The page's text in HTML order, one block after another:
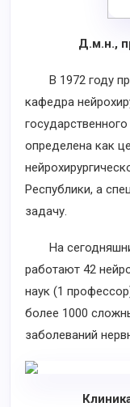
Д.м.н.,
В 1972 году
кафедра
определена как
Республики, а
задачу.
На
работают 42
наук (1
более 1000
заболеваний